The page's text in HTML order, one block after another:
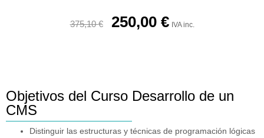
375,10€ 250,00 € IVA inc.
Objetivos del Curso Desarrollo de un
CMS
Distinguir las estructuras y técnicas de programación lógicas